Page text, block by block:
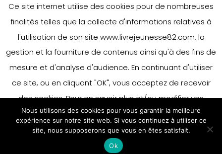
Ce site internet utilise des cookies pour de nombreuses
finalités telles que la collecte d'informations relatives à
l'utilisation de son site www.livrejeunesse82.com, la
gestion et la fourniture de contenus ainsi qu'à des fins de
mesure et d'analyse d'audience. En continuant d'utiliser
ce site, ou en cliquant "OK", vous acceptez de recevoir
des cookies. Pour en savoir plus et/ou modifier vos
préférences en matière de cookies, merci de vous référer
à notre politique sur les cookies.
Accepter
En savoir plus
Nous utilisons des cookies pour vous garantir la meilleure
expérience sur notre site web. Si vous continuez à utiliser ce
site, nous supposerons que vous en êtes satisfait.
Ok